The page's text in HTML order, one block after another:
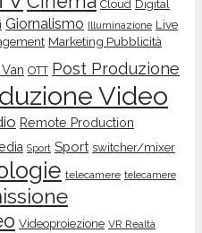
Cloud Digital
Giornalismo Illuminazione Live
Marketing Pubblicità
OTT Post Produzione
Video
Remote Production
Sport Sport switcher/mixer
telecamere telecamere
Videoproiezione VR Realtà